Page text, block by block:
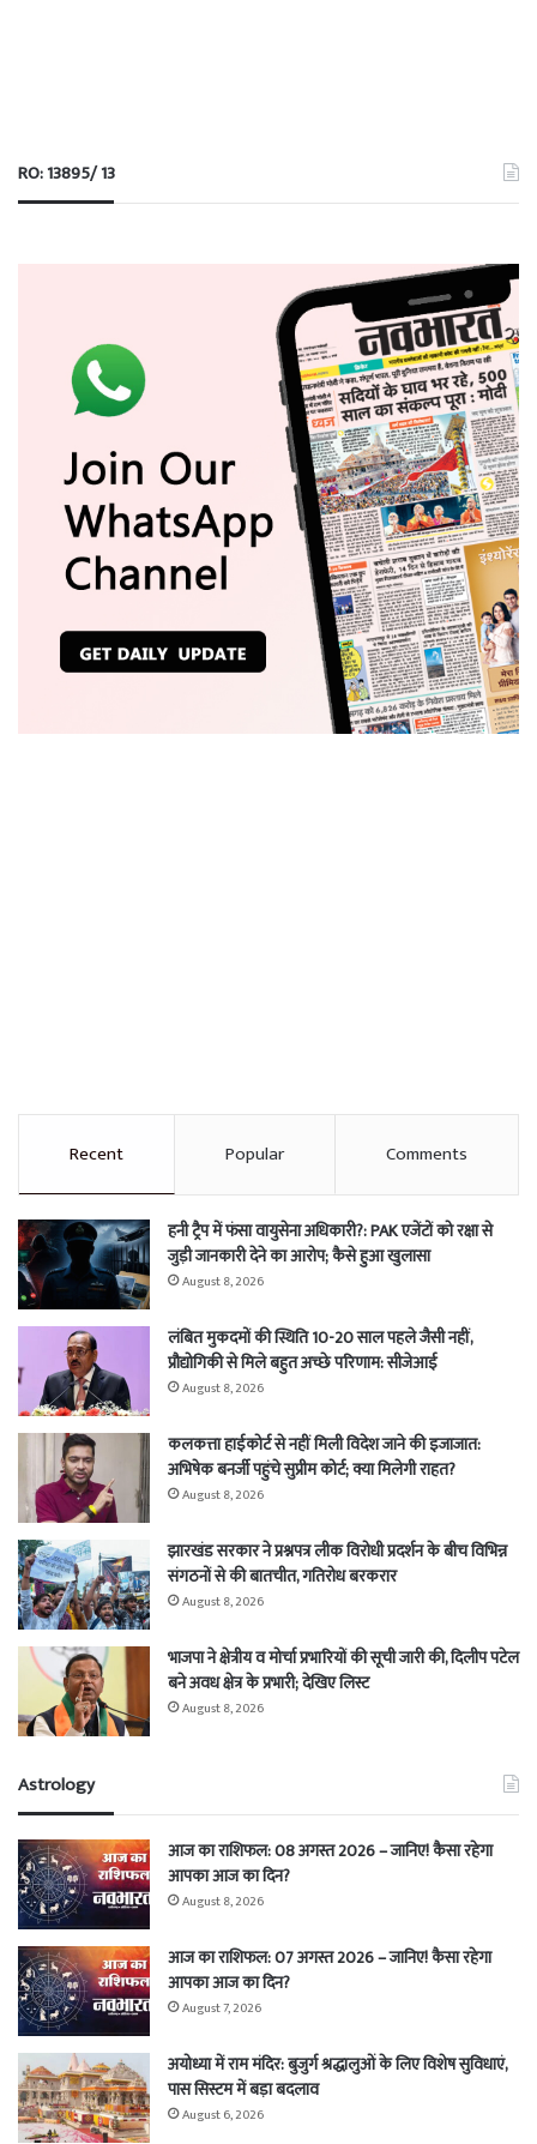
RO: 13895/ 13
Recent Popular Comments
हनी ट्रैप में फंसा वायुसेना अधिकारी?: PAK एजेंटों को रक्षा से
जुड़ी जानकारी देने का आरोप; कैसे हुआ खुलासा
August 8, 2026
लंबित मुकदमों की स्थिति 10-20 साल पहले जैसी नहीं,
प्रौद्योगिकी से मिले बहुत अच्छे परिणाम: सीजेआई
August 8, 2026
कलकत्ता हाईकोर्ट से नहीं मिली विदेश जाने की इजाजात:
अभिषेक बनर्जी पहुंचे सुप्रीम कोर्ट; क्या मिलेगी राहत?
August 8, 2026
झारखंड सरकार ने प्रश्नपत्र लीक विरोधी प्रदर्शन के बीच विभिन्न
संगठनों से की बातचीत, गतिरोध बरकरार
August 8, 2026
भाजपा ने क्षेत्रीय व मोर्चा प्रभारियों की सूची जारी की, दिलीप पटेल
बने अवध क्षेत्र के प्रभारी; देखिए लिस्ट
August 8, 2026
Astrology
आज का राशिफल: 08 अगस्त 2026 – जानिए! कैसा रहेगा
आपका आज का दिन?
August 8, 2026
आज का राशिफल: 07 अगस्त 2026 – जानिए! कैसा रहेगा
आपका आज का दिन?
August 7, 2026
अयोध्या में राम मंदिर: बुजुर्ग श्रद्धालुओं के लिए विशेष सुविधाएं,
पास सिस्टम में बड़ा बदलाव
August 6, 2026